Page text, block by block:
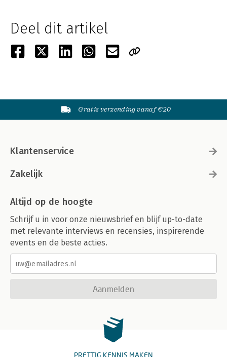
Deel dit artikel
Gratis verzending vanaf €20
Klantenservice
Zakelijk
Altijd op de hoogte
Schrijf u in voor onze nieuwsbrief en blijf up-to-date
met relevante interviews en recensies, inspirerende
events en de beste acties.
Aanmelden
PRETTIG KENNIS MAKEN